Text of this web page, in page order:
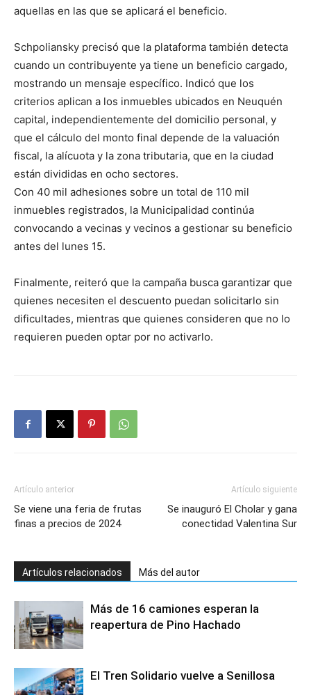
aquellas en las que se aplicará el beneficio.
Schpoliansky precisó que la plataforma también detecta
cuando un contribuyente ya tiene un beneficio cargado,
mostrando un mensaje específico. Indicó que los
criterios aplican a los inmuebles ubicados en Neuquén
capital, independientemente del domicilio personal, y
que el cálculo del monto final depende de la valuación
fiscal, la alícuota y la zona tributaria, que en la ciudad
están divididas en ocho sectores.
Con 40 mil adhesiones sobre un total de 110 mil
inmuebles registrados, la Municipalidad continúa
convocando a vecinas y vecinos a gestionar su beneficio
antes del lunes 15.
Finalmente, reiteró que la campaña busca garantizar que
quienes necesiten el descuento puedan solicitarlo sin
dificultades, mientras que quienes consideren que no lo
requieren pueden optar por no activarlo.
Artículo anterior
Se viene una feria de frutas
finas a precios de 2024
Artículo siguiente
Se inauguró El Cholar y gana
conectidad Valentina Sur
Artículos relacionados Más del autor
Más de 16 camiones esperan la
reapertura de Pino Hachado
El Tren Solidario vuelve a Senillosa